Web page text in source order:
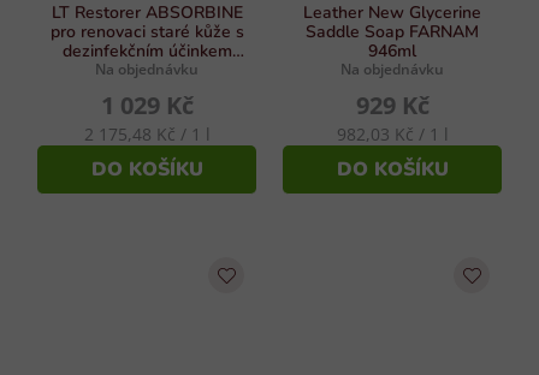
LT Restorer ABSORBINE
pro renovaci staré kůže s
dezinfekčním účinkem
473ml
Na objednávku
1 029 Kč
Měrná
cena:
2 175,48 Kč / 1 l
DO KOŠÍKU
Leather New Glycerine
Saddle Soap FARNAM
946ml
Na objednávku
929 Kč
Měrná
cena:
982,03 Kč / 1 l
DO KOŠÍKU